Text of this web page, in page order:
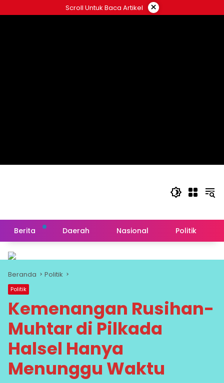
ke
Scroll Untuk Baca Artikel ×
Berita Daerah Nasional Politik
Beranda Politik
Politik
Kemenangan Rusihan-
Muhtar di Pilkada
Halsel Hanya
Menunggu Waktu